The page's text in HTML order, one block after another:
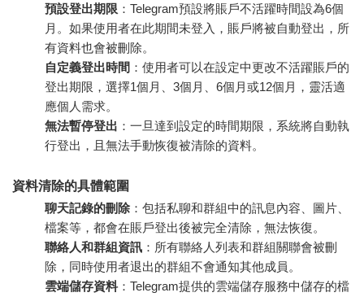
預設登出期限 ：Telegram預設將賬戶不活躍時間設為6個
月。如果使用者在此期間未登入，賬戶將被自動登出，所
有資料也會被刪除。
自定義登出時間 ：使用者可以在設定中更改不活躍賬戶的
登出期限，選擇1個月、3個月、6個月或12個月，靈活適
應個人需求。
無法暫停登出 ：一旦達到設定的時間期限，系統將自動執
行登出，且無法手動恢復被清除的資料。
資料清除的具體範圍
聊天記錄的刪除 ：包括私聊和群組中的訊息內容、圖片、
檔案等，都會在賬戶登出後被完全清除，無法恢復。
聯絡人和群組資訊 ：所有聯絡人列表和群組關聯會被刪
除，同時使用者退出的群組不會通知其他成員。
雲端儲存資料 ：Telegram提供的雲端儲存服務中儲存的檔